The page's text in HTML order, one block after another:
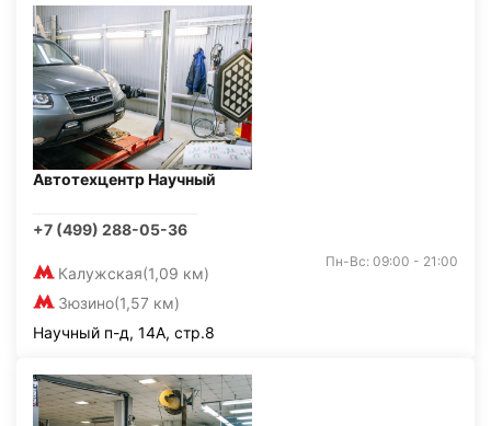
Автотехцентр Научный
+7 (499) 288-05-36
Калужская(1,09 км)
Зюзино(1,57 км)
Пн-Вс: 09:00 - 21:00
Научный п-д, 14А, стр.8